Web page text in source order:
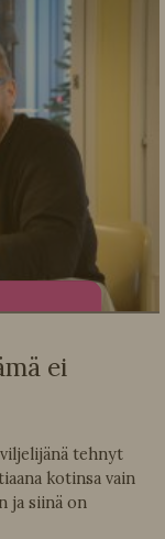
ei
tehnyt
kotinsa vain
ja siinä on